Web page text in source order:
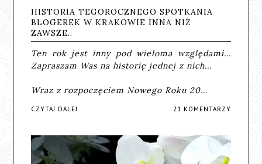
HISTORIA TEGOROCZNEGO SPOTKANIA
BLOGEREK W KRAKOWIE INNA NIŻ
ZAWSZE..
Ten rok jest inny pod wieloma względami...
Zapraszam Was na historię jednej z nich...
Wraz z rozpoczęciem Nowego Roku 20…
CZYTAJ DALEJ 21 KOMENTARZY